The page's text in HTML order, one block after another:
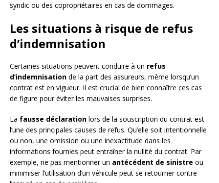
syndic ou des copropriétaires en cas de dommages.
Les situations à risque de refus
d’indemnisation
Certaines situations peuvent conduire à un refus
d’indemnisation de la part des assureurs, même lorsqu’un
contrat est en vigueur. Il est crucial de bien connaître ces cas
de figure pour éviter les mauvaises surprises.
La fausse déclaration lors de la souscription du contrat est
l’une des principales causes de refus. Qu’elle soit intentionnelle
ou non, une omission ou une inexactitude dans les
informations fournies peut entraîner la nullité du contrat. Par
exemple, ne pas mentionner un antécédent de sinistre ou
minimiser l’utilisation d’un véhicule peut se retourner contre